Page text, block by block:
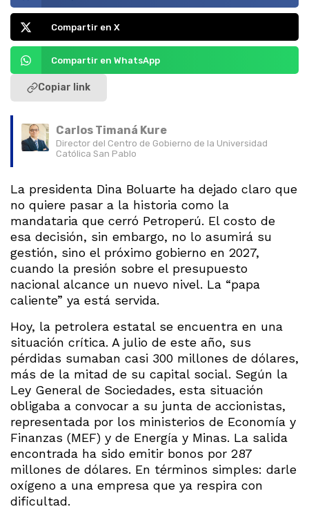
Compartir en X
Compartir en WhatsApp
Copiar link
Carlos Timaná Kure
Director del Centro de Gobierno de la Universidad
Católica San Pablo
La presidenta Dina Boluarte ha dejado claro que
no quiere pasar a la historia como la
mandataria que cerró Petroperú. El costo de
esa decisión, sin embargo, no lo asumirá su
gestión, sino el próximo gobierno en 2027,
cuando la presión sobre el presupuesto
nacional alcance un nuevo nivel. La “papa
caliente” ya está servida.
Hoy, la petrolera estatal se encuentra en una
situación crítica. A julio de este año, sus
pérdidas sumaban casi 300 millones de dólares,
más de la mitad de su capital social. Según la
Ley General de Sociedades, esta situación
obligaba a convocar a su junta de accionistas,
representada por los ministerios de Economía y
Finanzas (MEF) y de Energía y Minas. La salida
encontrada ha sido emitir bonos por 287
millones de dólares. En términos simples: darle
oxígeno a una empresa que ya respira con
dificultad.